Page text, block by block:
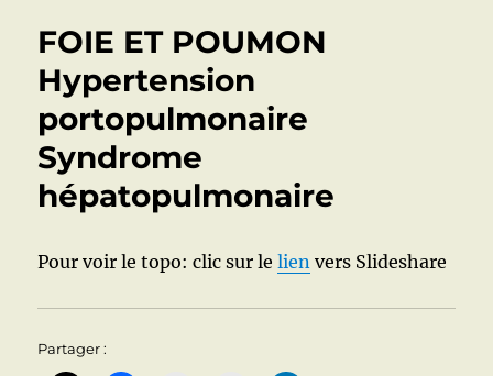
FOIE ET POUMON
Hypertension
portopulmonaire
Syndrome
hépatopulmonaire
Pour voir le topo: clic sur lelien vers Slideshare
Partager :